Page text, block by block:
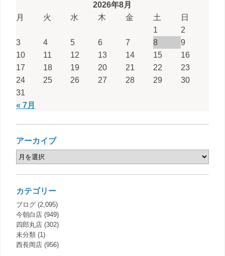
2026年8月
月
火 水 木 金 土 日
« 7月
1
2
3
4 5 6 7 8
9
10
11 12 13 14 15
16
17
18 19 20 21 22
23
24
25 26 27 28 29
30
31
アーカイブ
カテゴリー
ブログ (2,095)
今朝白店 (949)
四郎丸店 (302)
未分類 (1)
西長岡店 (956)